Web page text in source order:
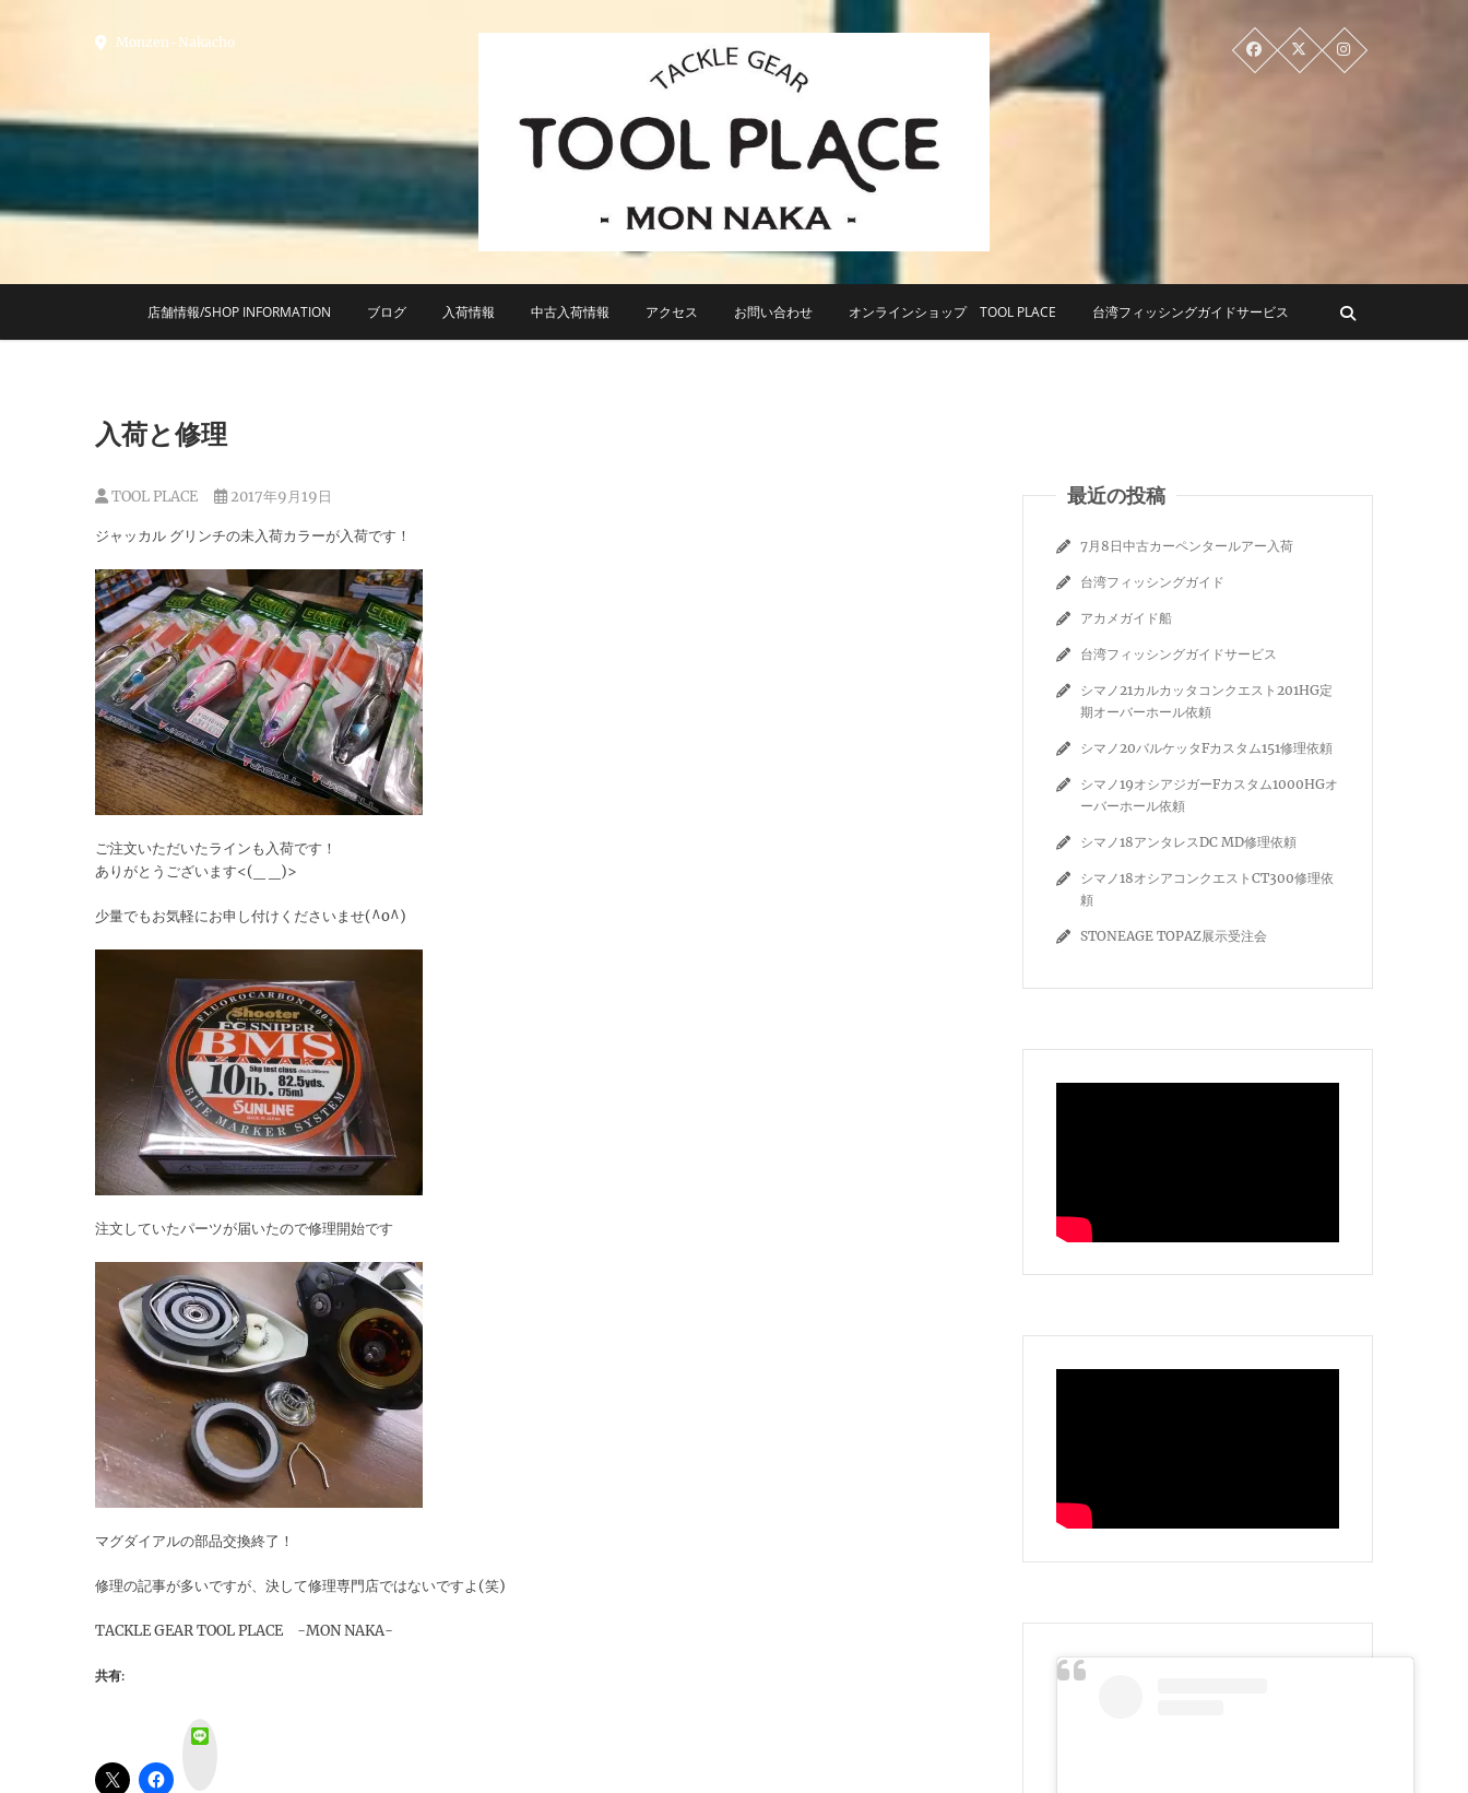
Monzen-Nakacho
TACKLE GEAR TOOL PLACE ツールプレイス
小さなルアーフィッシングショップ「ツールプレイス」が門前仲町に近日オープン！
店舗情報/SHOP INFORMATION ブログ 入荷情報 中古入荷情報 アクセス お問い合わせ オンラインショップ TOOL PLACE 台湾フィッシングガイドサービス
入荷と修理
TOOL PLACE 2017年9月19日
ジャッカル グリンチの未入荷カラーが入荷です！
ご注文いただいたラインも入荷です！
ありがとうございます<(_ _)>
少量でもお気軽にお申し付けくださいませ(^o^)
注文していたパーツが届いたので修理開始です
マグダイアルの部品交換終了！
修理の記事が多いですが、決して修理専門店ではないですよ(笑)
TACKLE GEAR TOOL PLACE -MON NAKA-
共有:
最近の投稿
7月8日中古カーペンタールアー入荷
台湾フィッシングガイド
アカメガイド船
台湾フィッシングガイドサービス
シマノ21カルカッタコンクエスト201HG定
期オーバーホール依頼
シマノ20バルケッタFカスタム151修理依頼
シマノ19オシアジガーFカスタム1000HGオ
ーバーホール依頼
シマノ18アンタレスDC MD修理依頼
シマノ18オシアコンクエストCT300修理依
頼
STONEAGE TOPAZ展示受注会